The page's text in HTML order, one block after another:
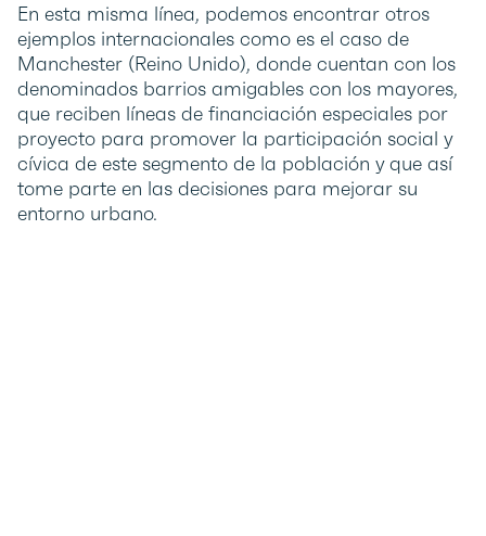
En esta misma línea, podemos encontrar otros
ejemplos internacionales como es el caso de
Manchester (Reino Unido), donde cuentan con los
denominados barrios amigables con los mayores,
que reciben líneas de financiación especiales por
proyecto para promover la participación social y
cívica de este segmento de la población y que así
tome parte en las decisiones para mejorar su
entorno urbano.